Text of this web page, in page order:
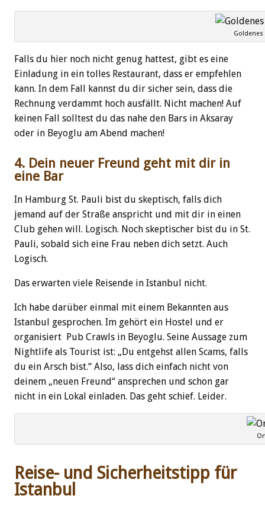
Falls du hier noch nicht genug hattest, gibt es eine
Einladung in ein tolles Restaurant, dass er empfehlen
kann. In dem Fall kannst du dir sicher sein, dass die
Rechnung verdammt hoch ausfällt. Nicht machen! Auf
keinen Fall solltest du das nahe den Bars in Aksaray
oder in Beyoglu am Abend machen!
4. Dein neuer Freund geht mit dir in
eine Bar
In Hamburg St. Pauli bist du skeptisch, falls dich
jemand auf der Straße anspricht und mit dir in einen
Club gehen will. Logisch. Noch skeptischer bist du in St.
Pauli, sobald sich eine Frau neben dich setzt. Auch
Logisch.
Das erwarten viele Reisende in Istanbul nicht.
Ich habe darüber einmal mit einem Bekannten aus
Istanbul gesprochen. Im gehört ein Hostel und er
organisiert Pub Crawls in Beyoglu. Seine Aussage zum
Nightlife als Tourist ist: „Du entgehst allen Scams, falls
du ein Arsch bist.“ Also, lass dich einfach nicht von
deinem „neuen Freund“ ansprechen und schon gar
nicht in ein Lokal einladen. Das geht schief. Leider.
Reise- und Sicherheitstipp für
Istanbul